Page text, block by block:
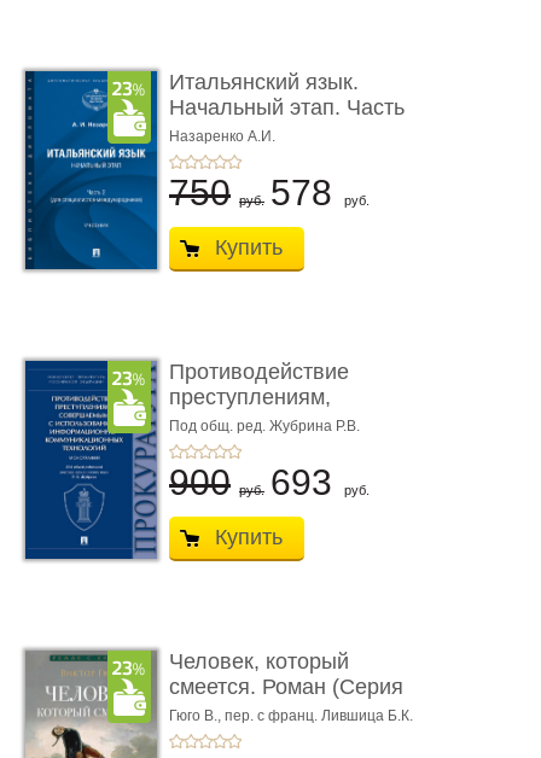
Итальянский язык.
Начальный этап. Часть
2. Учеб� ...
Назаренко А.И.
750 руб. 578 руб.
Купить
Противодействие
преступлениям,
совершаемым с ...
Под общ. ред. Жубрина Р.В.
900 руб. 693 руб.
Купить
Человек, который
смеется. Роман (Серия
«Роман с ...
Гюго В., пер. с франц. Лившица Б.К.